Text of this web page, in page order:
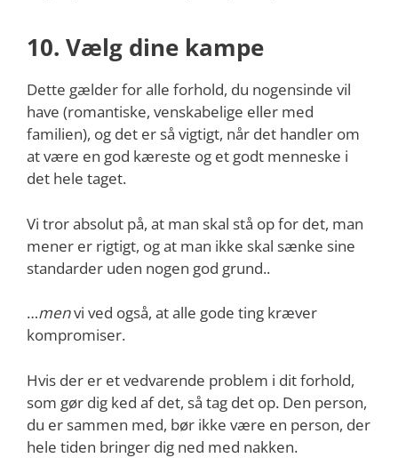
10. Vælg dine kampe
Dette gælder for alle forhold, du nogensinde vil
have (romantiske, venskabelige eller med
familien), og det er så vigtigt, når det handler om
at være en god kæreste og et godt menneske i
det hele taget.
Vi tror absolut på, at man skal stå op for det, man
mener er rigtigt, og at man ikke skal sænke sine
standarder uden nogen god grund..
…menvi ved også, at alle gode ting kræver
kompromiser.
Hvis der er et vedvarende problem i dit forhold,
som gør dig ked af det, så tag det op. Den person,
du er sammen med, bør ikke være en person, der
hele tiden bringer dig ned med nakken.